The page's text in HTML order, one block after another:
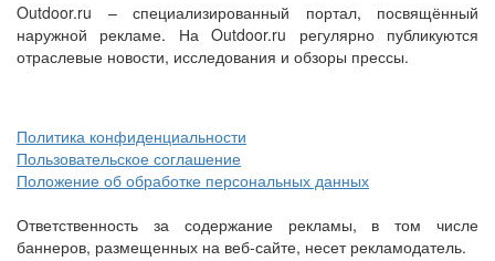
Outdoor.ru – специализированный портал, посвящённый
наружной рекламе. На Outdoor.ru регулярно публикуются
отраслевые новости, исследования и обзоры прессы.
Политика конфиденциальности
Пользовательское соглашение
Положение об обработке персональных данных
Ответственность за содержание рекламы, в том числе
баннеров, размещенных на веб-сайте, несет рекламодатель.